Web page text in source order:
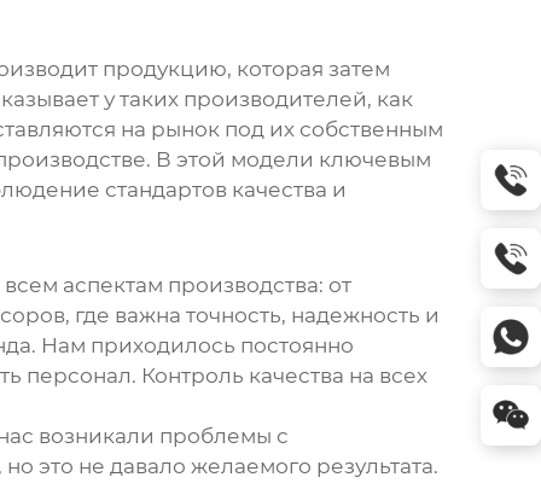
продукцию, которая затем
у таких производителей, как
на рынок под их собственным
В этой модели ключевым
стандартов качества и
аспектам производства: от
, где важна точность, надежность и
Нам приходилось постоянно
персонал. Контроль качества на всех
возникали проблемы с
это не давало желаемого результата.